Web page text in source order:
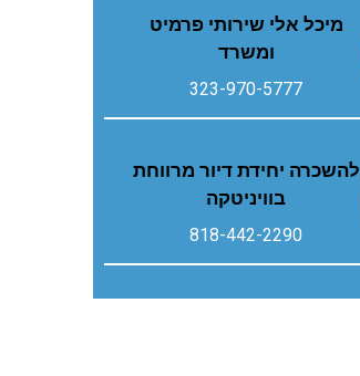
מיכל אלי שירותי פרמיט
ומשרד
323-970-5777
להשכרה יחידת דיור מרווחת
בוויניטקה
818-442-2290